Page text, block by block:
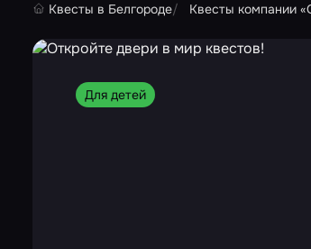
Квесты в Белгороде Квесты компании
Для детей